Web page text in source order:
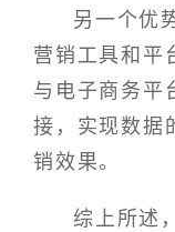
另一个优
营销工具和平
与电子商务平
接，实现数据
销效果。
综上所述